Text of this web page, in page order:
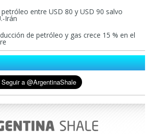
entre USD 80 y USD 90 salvo
Irán
de petróleo y gas crece 15 % en el